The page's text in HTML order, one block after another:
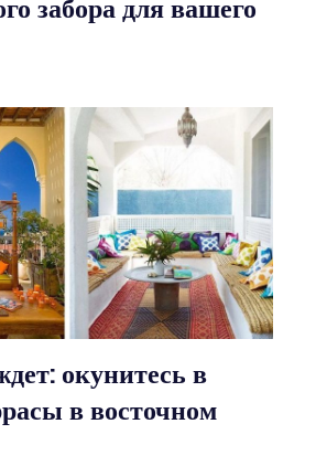
забора для вашего
окунитесь в
в восточном